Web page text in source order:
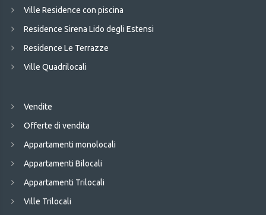
Ville Residence con piscina
Residence Sirena Lido degli Estensi
Residence Le Terrazze
Ville Quadrilocali
Vendite
Offerte di vendita
Appartamenti monolocali
Appartamenti Bilocali
Appartamenti Trilocali
Ville Trilocali